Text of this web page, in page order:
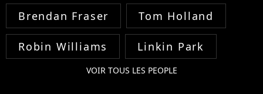
Brendan Fraser Tom Holland
Robin Williams Linkin Park
VOIR TOUS LES PEOPLE